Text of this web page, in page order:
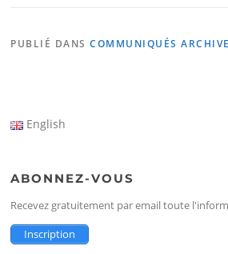
PUBLIÉ DANSCOMMUNIQUÉS
English
ABONNEZ-VOUS
Recevez gratuitement par email toute
Inscription